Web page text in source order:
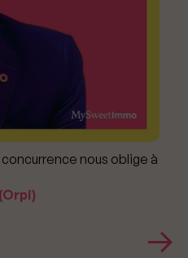
nous oblige à